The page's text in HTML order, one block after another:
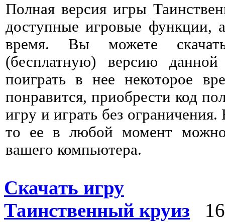
Полная версия игры
доступные игровые функции,
время. Вы можете
(бесплатную) версию
поиграть в нее некоторое
понравится, приобрести код
игру и играть без
то ее в любой момент можно
вашего компьютера.
Скачать игру
Таинственный круиз